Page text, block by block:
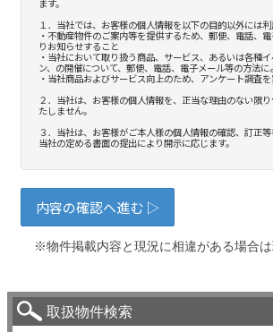
※物件掲載内容と現況に相違がある場合
取扱物件検索